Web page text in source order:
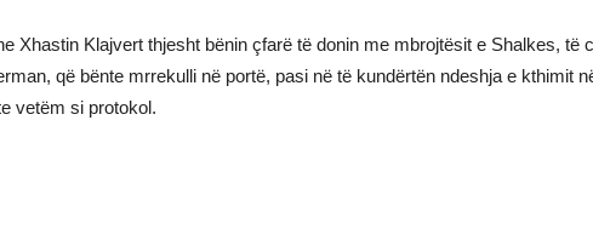
Xhastin Klajvert thjesht bënin çfarë të donin me mbrojtësit e Shalkes, të
që bënte mrrekulli në portë, pasi në të kundërtën ndeshja e kthimit
vetëm si protokol.